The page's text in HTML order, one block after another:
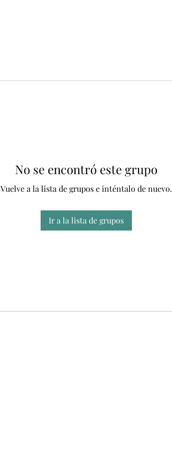
No se encontró este grupo
Vuelve a la lista de grupos e inténtalo de nuevo.
Ir a la lista de grupos